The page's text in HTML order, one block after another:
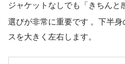
ジャケットなしでも「きちんと
選びが非常に重要です 。下半
スを大きく左右します。